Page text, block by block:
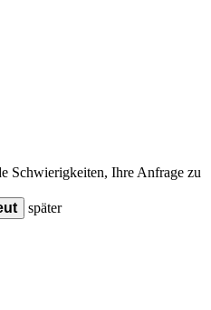
Schwierigkeiten, Ihre Anfrage zu
später